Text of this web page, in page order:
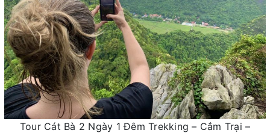
Tour Cát Bà 2 Ngày 1 Đêm Trekking – Cắm Trại –